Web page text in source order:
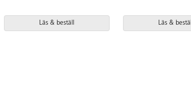
Läs & beställ Läs & beställ